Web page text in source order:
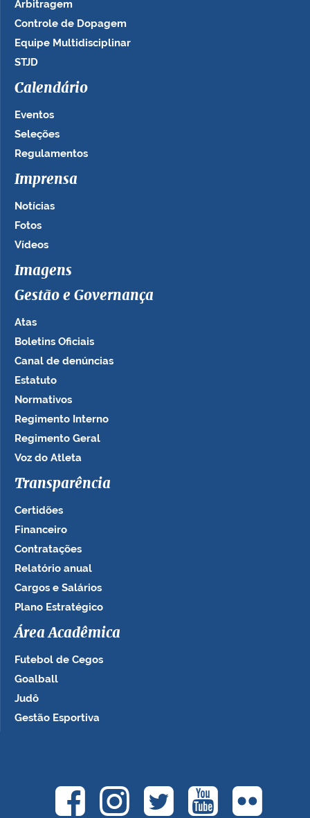
Arbitragem
Controle de Dopagem
Equipe Multidisciplinar
STJD
Calendário
Eventos
Seleções
Regulamentos
Imprensa
Notícias
Fotos
Vídeos
Imagens
Gestão e Governança
Atas
Boletins Oficiais
Canal de denúncias
Estatuto
Normativos
Regimento Interno
Regimento Geral
Voz do Atleta
Transparência
Certidões
Financeiro
Contratações
Relatório anual
Cargos e Salários
Plano Estratégico
Área Acadêmica
Futebol de Cegos
Goalball
Judô
Gestão Esportiva